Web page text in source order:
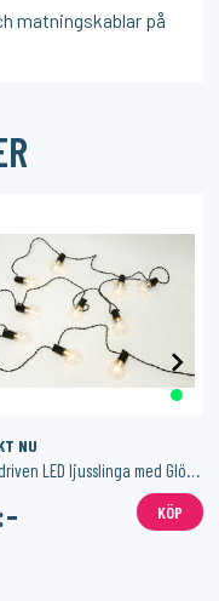
matningskablar på
NU
Batteridriven LED ljusslinga med Glödlampor – IP44 med Timerfunktion
KÖP